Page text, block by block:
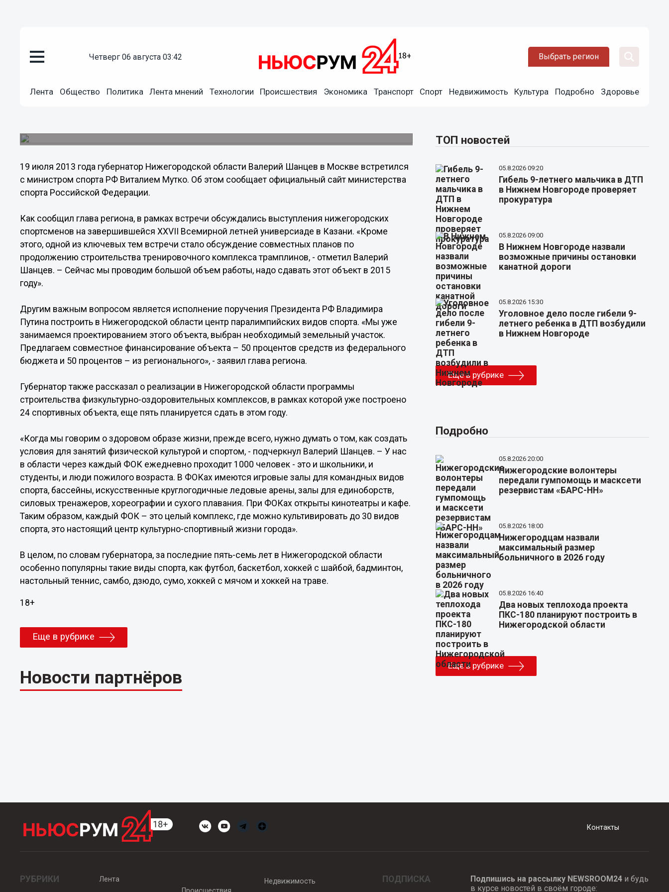
четверг 06 августа 03:42 Выбрать регион
Лента Общество Политика Лента мнений Технологии Происшествия Экономика Транспорт Спорт Недвижимость Культура Подробно Здоровье
Валерий Шанцев встретился с министром спорта РФ
19 июля 2013 года губернатор Нижегородской области Валерий Шанцев в Москве встретился
с министром спорта РФ Виталием Мутко. Об этом сообщает официальный сайт министерства
спорта Российской Федерации.
Как сообщил глава региона, в рамках встречи обсуждались выступления нижегородских
спортсменов на завершившейся XXVII Всемирной летней универсиаде в Казани. «Кроме
этого, одной из ключевых тем встречи стало обсуждение совместных планов по
продолжению строительства тренировочного комплекса трамплинов, - отметил Валерий
Шанцев. – Сейчас мы проводим большой объем работы, надо сдавать этот объект в 2015
году».
Другим важным вопросом является исполнение поручения Президента РФ Владимира
Путина построить в Нижегородской области центр паралимпийских видов спорта. «Мы уже
занимаемся проектированием этого объекта, выбран необходимый земельный участок.
Предлагаем совместное финансирование объекта – 50 процентов средств из федерального
бюджета и 50 процентов – из регионального», - заявил глава региона.
Губернатор также рассказал о реализации в Нижегородской области программы
строительства физкультурно-оздоровительных комплексов, в рамках которой уже построено
24 спортивных объекта, еще пять планируется сдать в этом году.
«Когда мы говорим о здоровом образе жизни, прежде всего, нужно думать о том, как создать
условия для занятий физической культурой и спортом, - подчеркнул Валерий Шанцев. – У нас
в области через каждый ФОК ежедневно проходит 1000 человек - это и школьники, и
студенты, и люди пожилого возраста. В ФОКах имеются игровые залы для командных видов
спорта, бассейны, искусственные круглогодичные ледовые арены, залы для единоборств,
силовых тренажеров, хореографии и сухого плавания. При ФОКах открыты кинотеатры и кафе.
Таким образом, каждый ФОК – это целый комплекс, где можно культивировать до 30 видов
спорта, это настоящий центр культурно-спортивный жизни города».
В целом, по словам губернатора, за последние пять-семь лет в Нижегородской области
особенно популярны такие виды спорта, как футбол, баскетбол, хоккей с шайбой, бадминтон,
настольный теннис, самбо, дзюдо, сумо, хоккей с мячом и хоккей на траве.
18+
Еще в рубрике
Новости партнёров
ТОП новостей
05.8.2026 09:20
Гибель 9-летнего мальчика в ДТП
в Нижнем Новгороде проверяет
прокуратура
05.8.2026 09:00
В Нижнем Новгороде назвали
возможные причины остановки
канатной дороги
05.8.2026 15:30
Уголовное дело после гибели 9-
летнего ребенка в ДТП возбудили
в Нижнем Новгороде
Еще в рубрике
Подробно
05.8.2026 20:00
Нижегородские волонтеры
передали гумпомощь и масксети
резервистам «БАРС-НН»
05.8.2026 18:00
Нижегородцам назвали
максимальный размер
больничного в 2026 году
05.8.2026 16:40
Два новых теплохода проекта
ПКС-180 планируют построить в
Нижегородской области
Еще в рубрике
Контакты
РУБРИКИ
Лента
Недвижимость ПОДПИСКА Подпишись на рассылку NEWSROOM24и будь
в курсе новостей в своём городе: